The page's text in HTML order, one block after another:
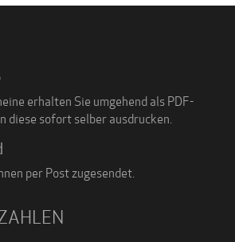
erhalten Sie umgehend als PDF-
diese sofort selber ausdrucken.
per Post zugesendet.